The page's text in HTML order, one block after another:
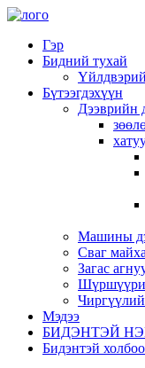
Гэр
Бидний тухай
Бүтээгдэхүүн
Дээврийн
Машины
Сваг
Загас
Мэдээ
БИДЭНТЭЙ
Бидэнтэй